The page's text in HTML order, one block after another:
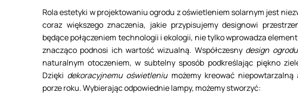
Rola estetyki w projektowaniu ogrodu z oświetleniem solarnym jest
coraz większego znaczenia, jakie przypisujemy designowi
będące połączeniem technologii i ekologii, nie tylko wprowadza
znacząco podnosi ich wartość wizualną. Współczesny design
naturalnym otoczeniem, w subtelny sposób podkreślając piękno
Dzięki dekoracyjnemu oświetleniumożemy kreować
porze roku. Wybierając odpowiednie lampy, możemy stworzyć: